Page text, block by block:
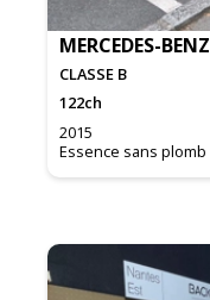
MERCEDES-BENZ
CLASSE B
122ch
2015
Essence sans plomb